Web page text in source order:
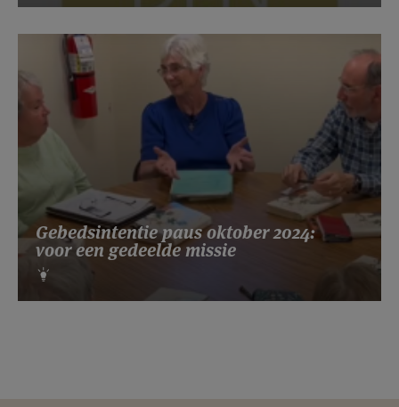
Gebedsintentie paus oktober 2024:
voor een gedeelde missie